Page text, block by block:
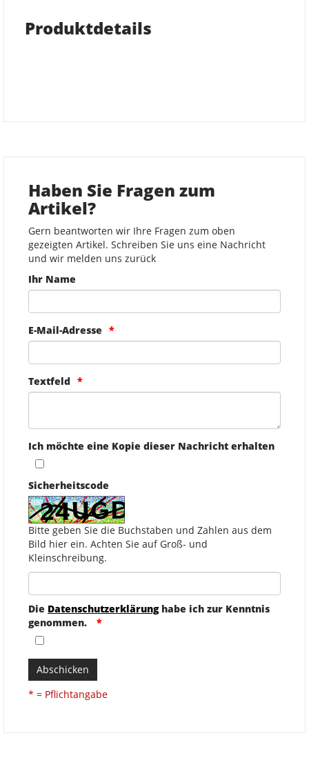
Produktdetails
Haben Sie Fragen zum
Artikel?
Gern beantworten wir Ihre Fragen zum oben
gezeigten Artikel. Schreiben Sie uns eine Nachricht
und wir melden uns zurück
Ihr Name
E-Mail-Adresse
Textfeld
Ich möchte eine Kopie dieser Nachricht erhalten
Sicherheitscode
Bitte geben Sie die Buchstaben und Zahlen aus dem
Bild hier ein. Achten Sie auf Groß- und
Kleinschreibung.
Die Datenschutzerklärunghabe ich zur Kenntnis
genommen.
Abschicken
* = Pflichtangabe